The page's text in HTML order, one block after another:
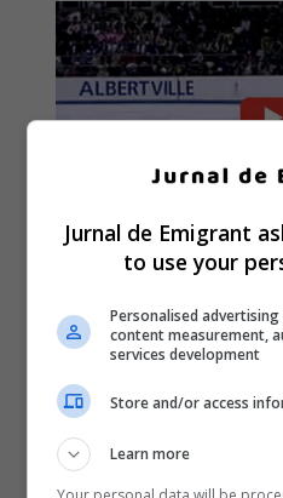
Jurnal de Emigrant
to use your
Personalised
content measurement,
services development
Store and/or access
Learn more